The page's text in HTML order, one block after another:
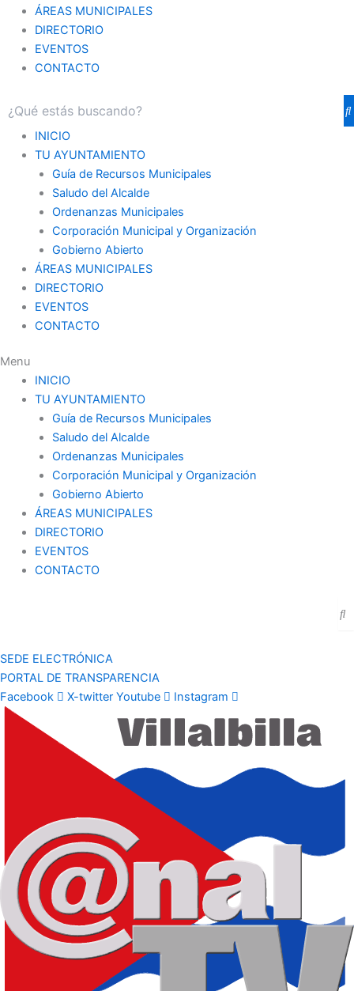
ÁREAS MUNICIPALES
DIRECTORIO
EVENTOS
CONTACTO
INICIO
TU AYUNTAMIENTO
Guía de Recursos Municipales
Saludo del Alcalde
Ordenanzas Municipales
Corporación Municipal y Organización
Gobierno Abierto
ÁREAS MUNICIPALES
DIRECTORIO
EVENTOS
CONTACTO
Menu
INICIO
TU AYUNTAMIENTO
Guía de Recursos Municipales
Saludo del Alcalde
Ordenanzas Municipales
Corporación Municipal y Organización
Gobierno Abierto
ÁREAS MUNICIPALES
DIRECTORIO
EVENTOS
CONTACTO
SEDE ELECTRÓNICA
PORTAL DE TRANSPARENCIA
Facebook
X-twitter Youtube Instagram